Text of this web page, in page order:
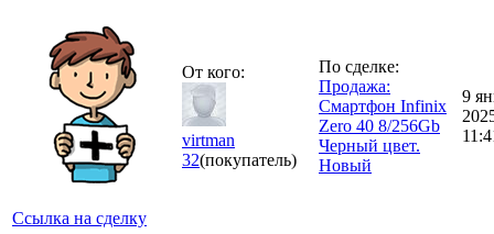
Ссылка на сделку
От кого:
virtman
32(покупатель)
По сделке:
Продажа:
Смартфон Infinix
Zero 40 8/256Gb
Черный цвет.
Новый
9